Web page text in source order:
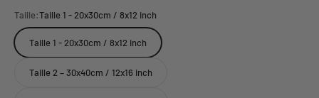
Taille:Taille 1 - 20x30cm / 8x12 inch
Taille 1 - 20x30cm / 8x12 inch
Taille 2 – 30x40cm / 12x16 inch